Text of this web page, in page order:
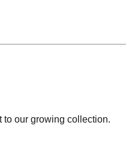
to our growing collection.